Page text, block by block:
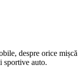
despre orice mișcă
sportive auto.